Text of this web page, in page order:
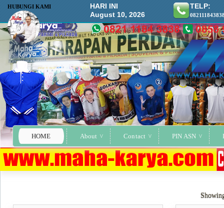
HOME About Contact PIN ASN
HUBUNGI KAMI
HARI INI
August 10, 2026
TELP: